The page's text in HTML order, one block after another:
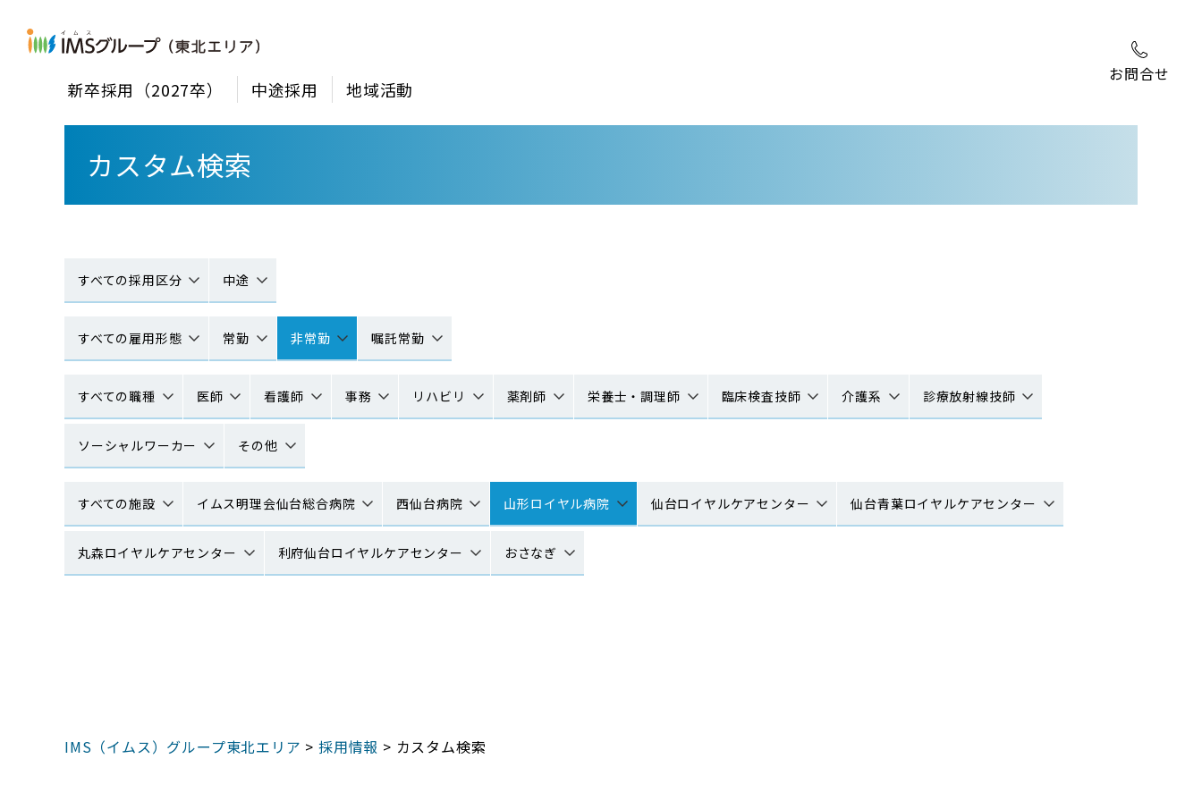
新卒採用（2027卒） 中途採用 地域活動
お問合せ
カスタム検索
すべての採用区分 中途
すべての雇用形態 常勤 非常勤 嘱託常勤
すべての職種 医師 看護師 事務 リハビリ 薬剤師 栄養士・調理師 臨床検査技師 介護系 診療放射線技師
ソーシャルワーカー その他
すべての施設 イムス明理会仙台総合病院 西仙台病院 山形ロイヤル病院 仙台ロイヤルケアセンター 仙台青葉ロイヤルケアセンター
丸森ロイヤルケアセンター 利府仙台ロイヤルケアセンター おさなぎ
IMS（イムス）グループ東北エリア >採用情報 > カスタム検索